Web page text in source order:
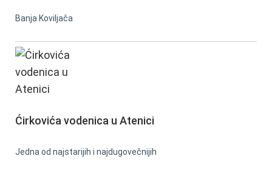
Banja Koviljača
Ćirkovića vodenica u Atenici
Jedna od najstarijih i najdugovečnijih